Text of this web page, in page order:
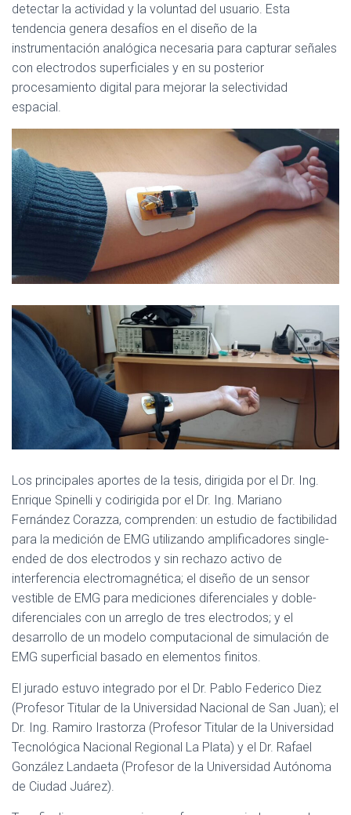
detectar la actividad y la voluntad del usuario. Esta
tendencia genera desafíos en el diseño de la
instrumentación analógica necesaria para capturar señales
con electrodos superficiales y en su posterior
procesamiento digital para mejorar la selectividad
espacial.
Los principales aportes de la tesis, dirigida por el Dr. Ing.
Enrique Spinelli y codirigida por el Dr. Ing. Mariano
Fernández Corazza, comprenden: un estudio de factibilidad
para la medición de EMG utilizando amplificadores single-
ended de dos electrodos y sin rechazo activo de
interferencia electromagnética; el diseño de un sensor
vestible de EMG para mediciones diferenciales y doble-
diferenciales con un arreglo de tres electrodos; y el
desarrollo de un modelo computacional de simulación de
EMG superficial basado en elementos finitos.
El jurado estuvo integrado por el Dr. Pablo Federico Diez
(Profesor Titular de la Universidad Nacional de San Juan); el
Dr. Ing. Ramiro Irastorza (Profesor Titular de la Universidad
Tecnológica Nacional Regional La Plata) y el Dr. Rafael
González Landaeta (Profesor de la Universidad Autónoma
de Ciudad Juárez).